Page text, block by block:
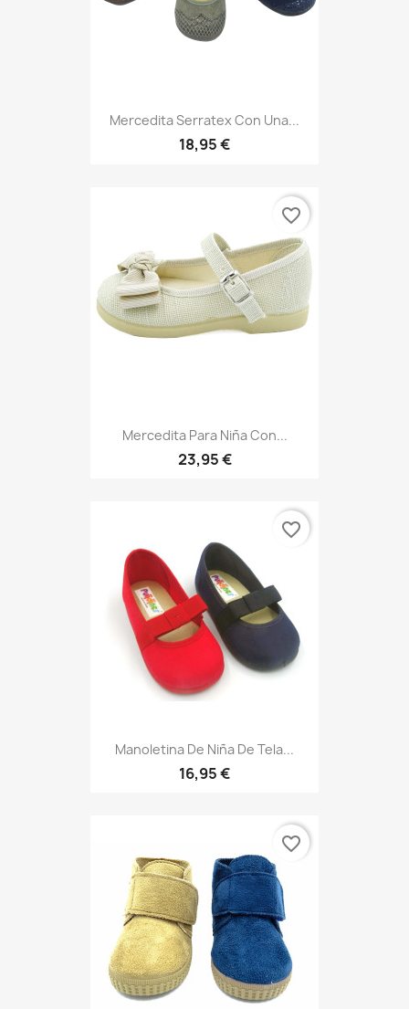
Mercedita Serratex Con Una...
18,95 €
Mercedita Para Niña Con...
23,95 €
favorite_border
Manoletina De Niña De Tela...
16,95 €
favorite_border
favorite_border